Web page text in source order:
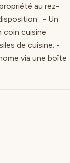
au rez-
: - Un
coin cuisine
de cuisine. -
via une boîte